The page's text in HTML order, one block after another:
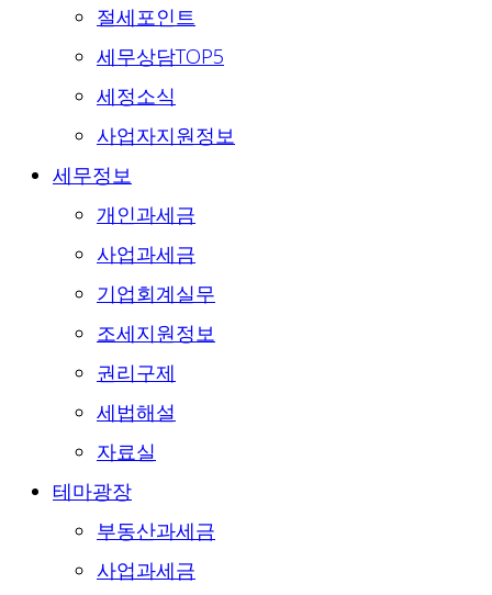
절세포인트
세무상담TOP5
세정소식
사업자지원정보
세무정보
개인과세금
사업과세금
기업회계실무
조세지원정보
권리구제
세법해설
자료실
테마광장
부동산과세금
사업과세금